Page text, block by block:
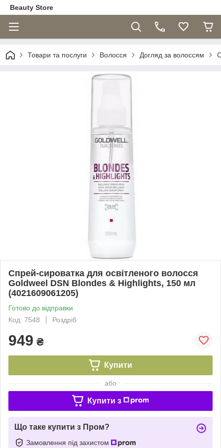
Beauty Store
Товари та послуги Волосся Догляд за волоссям
Спрей-сироватка для освітленого волосся
Goldweel DSN Blondes & Highlights, 150 мл
(4021609061205)
Готово до відправки
Код: 7548
Роздріб
949 ₴
Купити
або
Купити з
Що таке купити з Пром?
Замовлення під захистом